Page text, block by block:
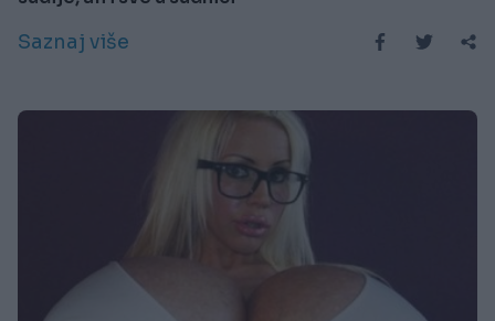
Saznaj više